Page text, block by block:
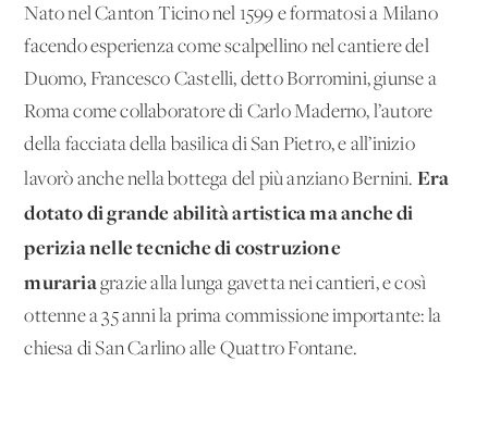
Nato nel Canton Ticino nel 1599 e formatosi a Milano
facendo esperienza come scalpellino nel cantiere del
Duomo, Francesco Castelli, detto Borromini, giunse a
Roma come collaboratore di Carlo Maderno, l’autore
della facciata della basilica di San Pietro, e all’inizio
lavorò anche nella bottega del più anziano Bernini. Era
dotato di grande abilità artistica ma anche di
perizia nelle tecniche di costruzione
murariagrazie alla lunga gavetta nei cantieri, e così
ottenne a 35 anni la prima commissione importante: la
chiesa di San Carlino alle Quattro Fontane.